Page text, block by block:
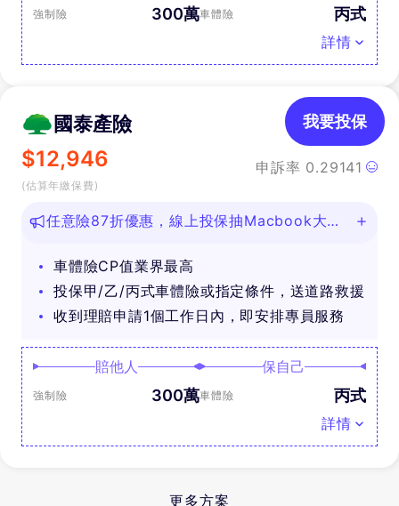
強制險 300萬車體險 丙式
詳情
國泰產險
$12,946
(估算年繳保費)
申訴率 0.29141
我要投保
任意險87折優惠，線上投保抽Macbook大
車體險CP值業界最高
投保甲/乙/丙式車體險或指定條件，送道路救援
收到理賠申請1個工作日內，即安排專員服務
賠他人
強制險 300萬
保自己
車體險 丙式
詳情
更多方案